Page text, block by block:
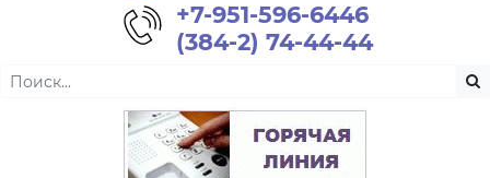
+7-951-596-6446
(384-2) 74-44-44